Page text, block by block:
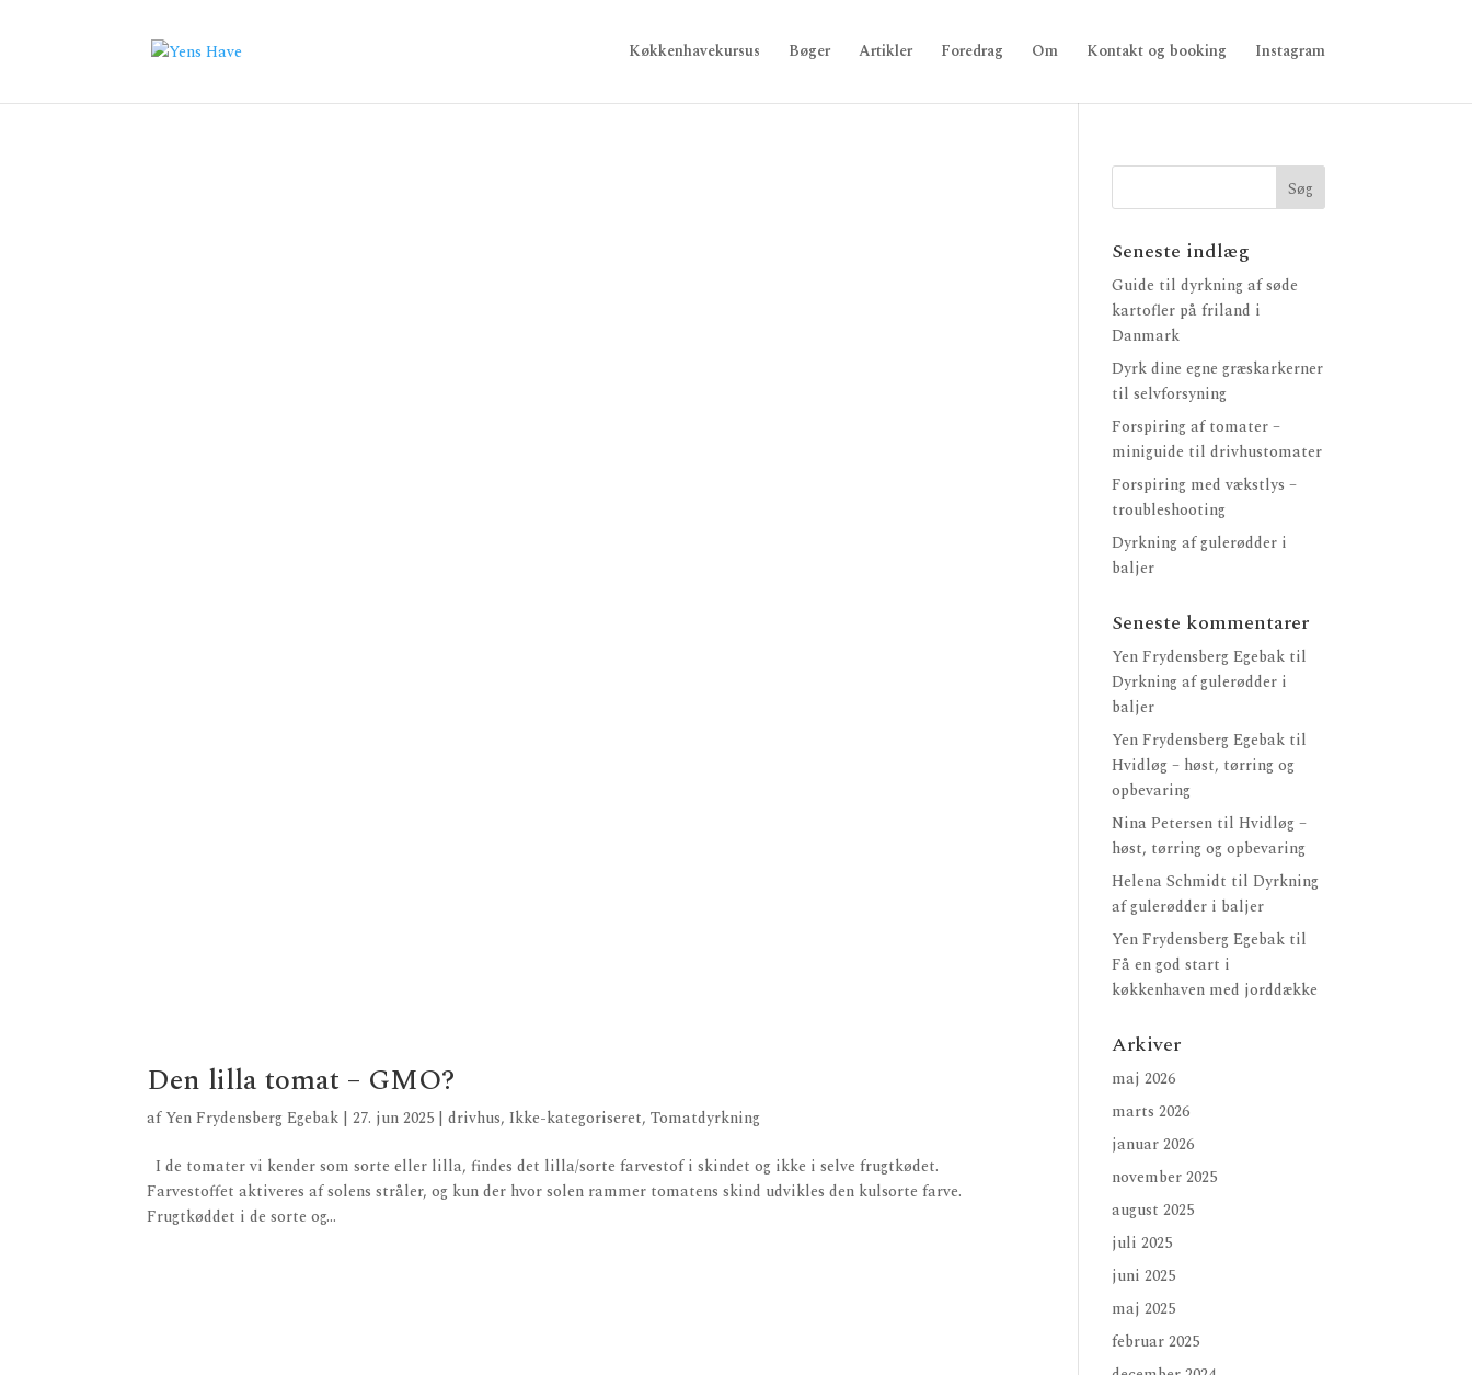
Køkkenhavekursus Bøger Artikler Foredrag Om Kontakt og booking Instagram
Den lilla tomat – GMO?
afYen Frydensberg Egebak |27. jun 2025 |drivhus,Ikke-kategoriseret,Tomatdyrkning
I de tomater vi kender som sorte eller lilla, findes det lilla/sorte farvestof i skindet og ikke i selve frugtkødet.
Farvestoffet aktiveres af solens stråler, og kun der hvor solen rammer tomatens skind udvikles den kulsorte farve.
Frugtkøddet i de sorte og...
Seneste indlæg
Guide til dyrkning af søde
kartofler på friland i
Danmark
Dyrk dine egne græskarkerner
til selvforsyning
Forspiring af tomater –
miniguide til drivhustomater
Forspiring med vækstlys –
troubleshooting
Dyrkning af gulerødder i
baljer
Seneste kommentarer
Yen Frydensberg Egebak til
Dyrkning af gulerødder i
baljer
Yen Frydensberg Egebak til
Hvidløg – høst, tørring og
opbevaring
Nina Petersen tilHvidløg –
høst, tørring og opbevaring
Helena Schmidt til Dyrkning
af gulerødder i baljer
Yen Frydensberg Egebak til
Få en god start i
køkkenhaven med jorddække
Arkiver
maj 2026
marts 2026
januar 2026
november 2025
august 2025
juli 2025
juni 2025
maj 2025
februar 2025